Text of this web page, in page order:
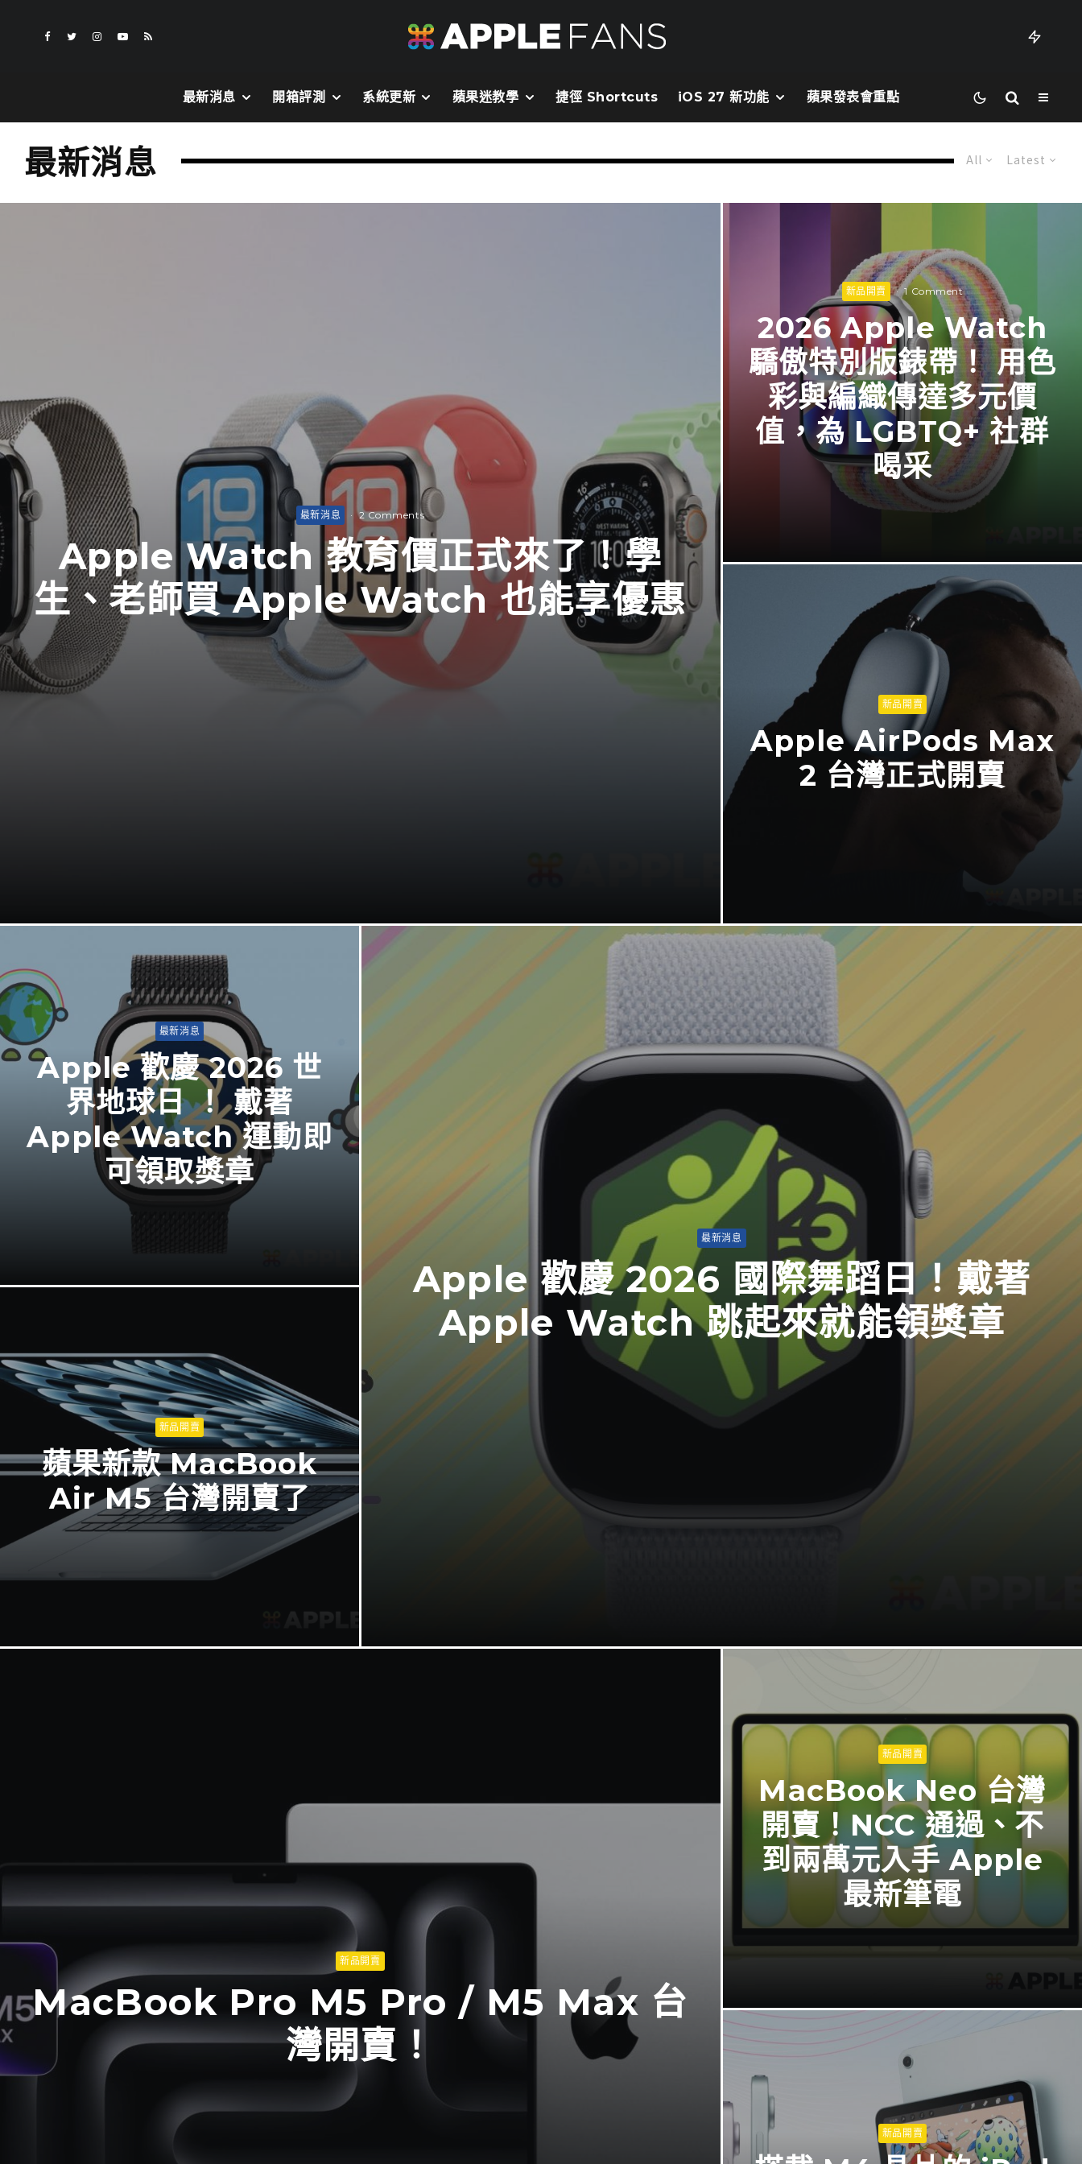
最新消息 開箱評測 系統更新 蘋果迷教學 捷徑 Shortcuts iOS 27 新功能 蘋果發表會重點
All Latest
最新消息
最新消息 · 2 Comments
Apple Watch 教育價正式來了！學
生、老師買 Apple Watch 也能享優惠
新品開賣 · 1 Comment
2026 Apple Watch
驕傲特別版錶帶！ 用色
彩與編織傳達多元價
值，為 LGBTQ+ 社群
喝采
新品開賣
Apple AirPods Max
2 台灣正式開賣
最新消息
Apple 歡慶 2026 國際舞蹈日！戴著
Apple Watch 跳起來就能領獎章
最新消息
Apple 歡慶 2026 世
界地球日 ！ 戴著
Apple Watch 運動即
可領取獎章
新品開賣
蘋果新款 MacBook
Air M5 台灣開賣了
新品開賣
MacBook Pro M5 Pro / M5 Max 台
灣開賣！
新品開賣
MacBook Neo 台灣
開賣！NCC 通過、不
到兩萬元入手 Apple
最新筆電
新品開賣